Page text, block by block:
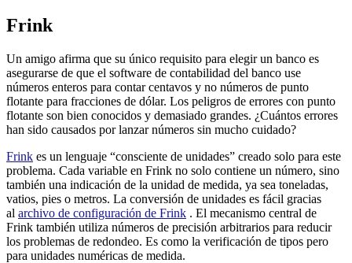
Frink
Un amigo afirma que su único requisito para elegir un banco es
asegurarse de que el software de contabilidad del banco use
números enteros para contar centavos y no números de punto
flotante para fracciones de dólar. Los peligros de errores con punto
flotante son bien conocidos y demasiado grandes. ¿Cuántos errores
han sido causados ​​por lanzar números sin mucho cuidado?
Frink es un lenguaje “consciente de unidades” creado solo para este
problema. Cada variable en Frink no solo contiene un número, sino
también una indicación de la unidad de medida, ya sea toneladas,
vatios, pies o metros. La conversión de unidades es fácil gracias
al archivo de configuración de Frink . El mecanismo central de
Frink también utiliza números de precisión arbitrarios para reducir
los problemas de redondeo. Es como la verificación de tipos pero
para unidades numéricas de medida.